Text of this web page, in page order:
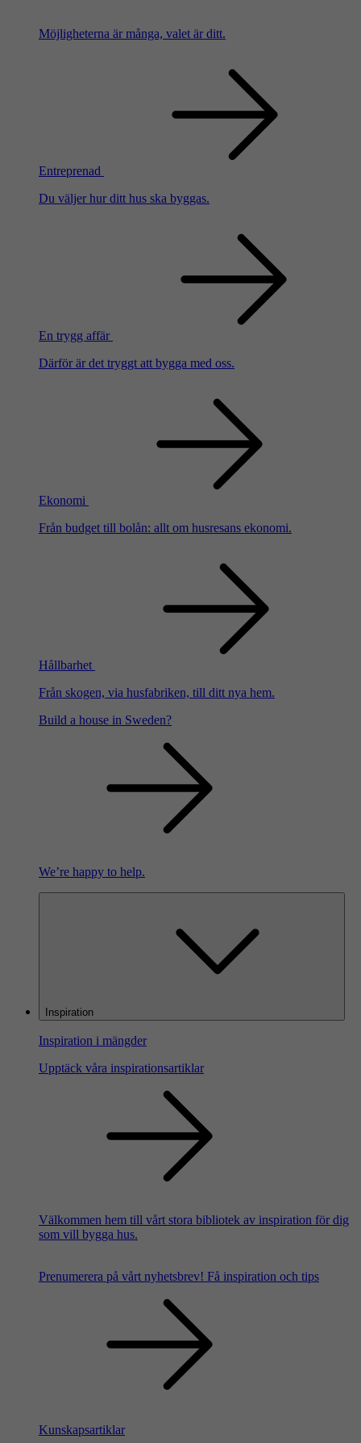
Möjligheterna är många, valet är ditt.
Entreprenad
Du väljer hur ditt hus ska byggas.
En trygg affär
Därför är det tryggt att bygga med oss.
Ekonomi
Från budget till bolån: allt om husresans ekonomi.
Hållbarhet
Från skogen, via husfabriken, till ditt nya hem.
Build a house in Sweden?
We’re happy to help.
Inspiration
Inspiration i mängder
Upptäck våra inspirationsartiklar
Välkommen hem till vårt stora bibliotek av inspiration för dig
som vill bygga hus.
Prenumerera på vårt nyhetsbrev! Få inspiration och tips
Kunskapsartiklar